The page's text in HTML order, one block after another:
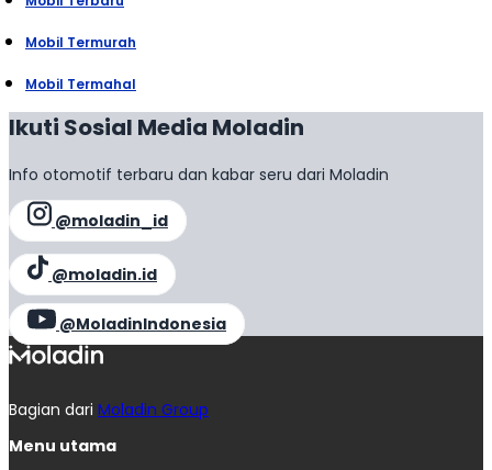
Mobil Termurah
Mobil Termahal
Ikuti Sosial Media Moladin
Info otomotif terbaru dan kabar seru dari Moladin
@moladin_id
@moladin.id
@MoladinIndonesia
Bagian dari Moladin Group
Menu utama